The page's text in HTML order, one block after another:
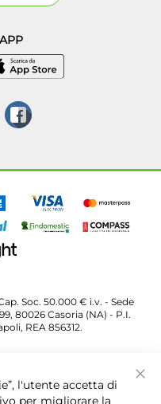
Soc. 50.000 € i.v. - Sede
80026 Casoria (NA) - P.I.
REA 856312.
l'utente accetta di
per migliorare la